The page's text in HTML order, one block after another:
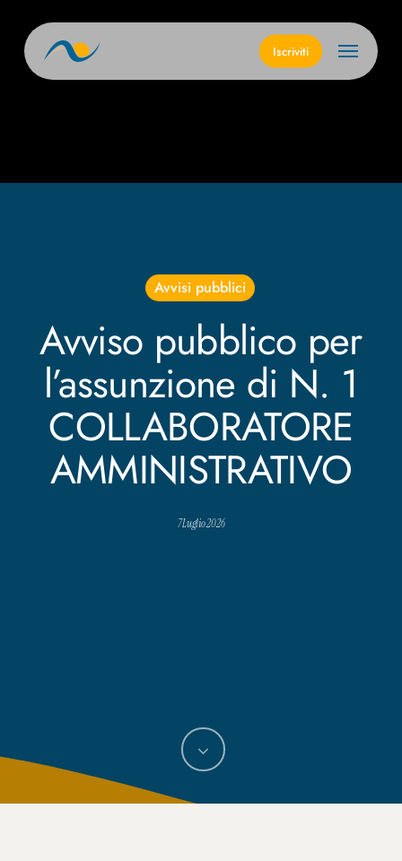
main
content
Iscriviti Menu
Avvisi pubblici
Avviso pubblico per
l’assunzione di N. 1
COLLABORATORE
AMMINISTRATIVO
7 Luglio 2026